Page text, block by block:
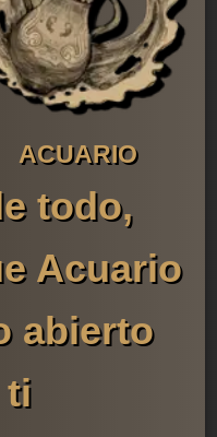
ACUARIO
todo,
Acuario
abierto
ti